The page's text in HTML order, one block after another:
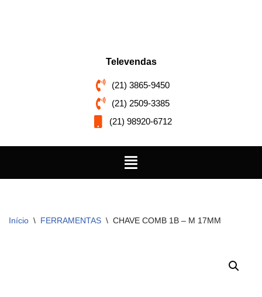
Televendas
(21) 3865-9450
(21) 2509-3385
(21) 98920-6712
Início \ FERRAMENTAS \ CHAVE COMB 1B – M 17MM